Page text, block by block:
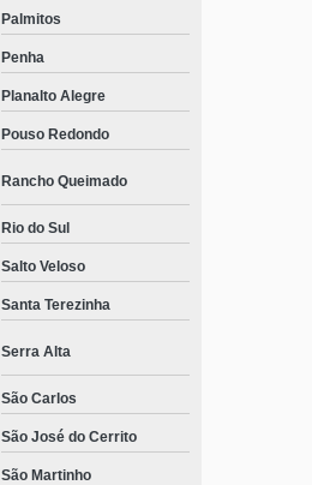
Palmitos
Penha
Planalto Alegre
Pouso Redondo
Rancho Queimado
Rio do Sul
Salto Veloso
Santa Terezinha
Serra Alta
São Carlos
São José do Cerrito
São Martinho